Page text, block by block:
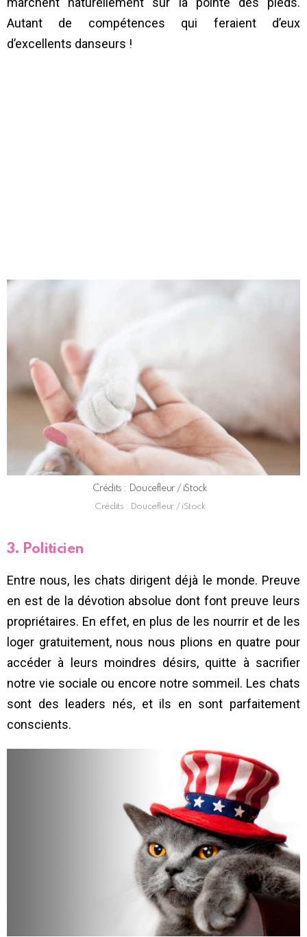
Autant de compétences qui feraient d’eux
d’excellents danseurs !
Crédits : Doucefleur / iStock
Crédits : Doucefleur / iStock
3. Politicien
Entre nous, les chats dirigent déjà le monde. Preuve
en est de la dévotion absolue dont font preuve leurs
propriétaires. En effet, en plus de les nourrir et de les
loger gratuitement, nous nous plions en quatre pour
accéder à leurs moindres désirs, quitte à sacrifier
notre vie sociale ou encore notre sommeil. Les chats
sont des leaders nés, et ils en sont parfaitement
conscients.